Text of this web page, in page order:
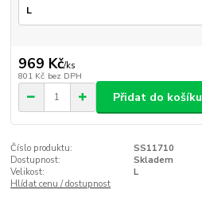
969 Kč/ks
801 Kč bez DPH
Přidat do košíku
Číslo produktu:
SS11710
Dostupnost:
Skladem
Velikost:
L
Hlídat cenu / dostupnost